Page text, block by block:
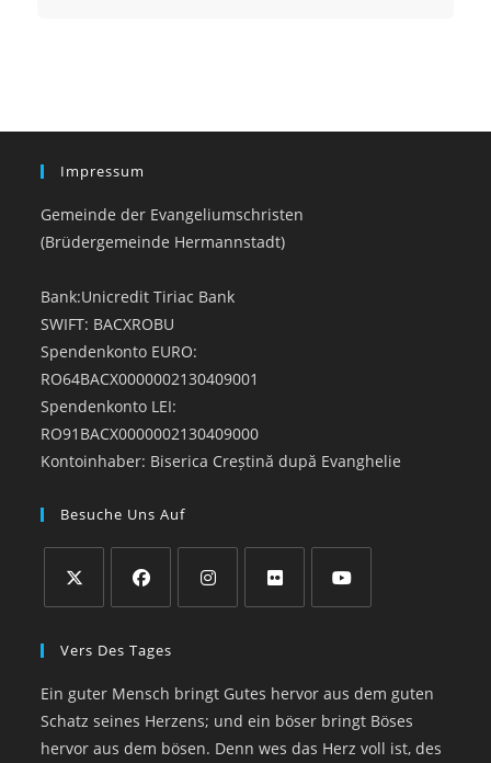
Impressum
Gemeinde der Evangeliumschristen
(Brüdergemeinde Hermannstadt)
Bank:Unicredit Tiriac Bank
SWIFT: BACXROBU
Spendenkonto EURO:
RO64BACX0000002130409001
Spendenkonto LEI:
RO91BACX0000002130409000
Kontoinhaber: Biserica Creștină după Evanghelie
Besuche Uns Auf
in
new
tab
in
new
tab
new
tab
new
tab
new
tab
Vers Des Tages
Ein guter Mensch bringt Gutes hervor aus dem guten
Schatz seines Herzens; und ein böser bringt Böses
hervor aus dem bösen. Denn wes das Herz voll ist, des